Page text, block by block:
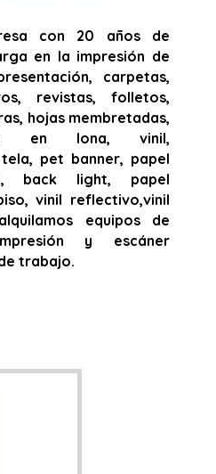
con 20 años de
en la impresión de
carpetas,
revistas, folletos,
hojas membretadas,
en lona, vinil,
pet banner, papel
back light, papel
vinil reflectivo,vinil
equipos de
y escáner
trabajo.